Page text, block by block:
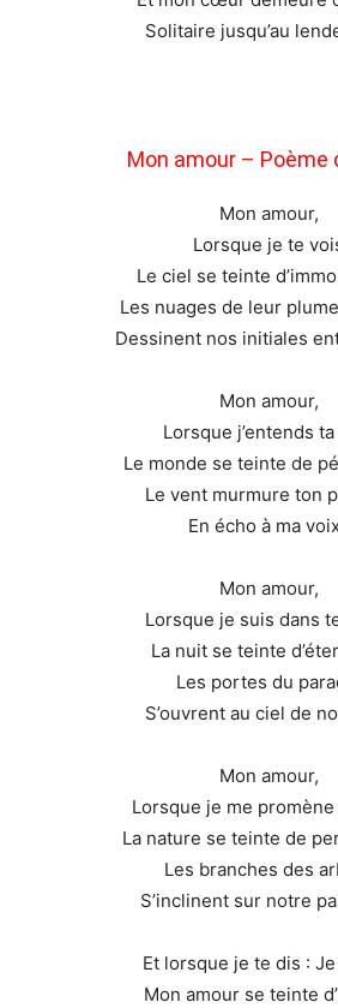
Solitaire jusqu’au
Mon amour – Poème
Mon amour,
Lorsque je te
Le ciel se teinte
Les nuages de leur
Dessinent nos initiales
Mon amour,
Lorsque j’entends
Le monde se teinte de
Le vent murmure ton
En écho à ma
Mon amour,
Lorsque je suis dans
La nuit se teinte
Les portes du
S’ouvrent au ciel de
Mon amour,
Lorsque je me
La nature se teinte de
Les branches des
S’inclinent sur notre
Et lorsque je te dis : Je
Mon amour se teinte